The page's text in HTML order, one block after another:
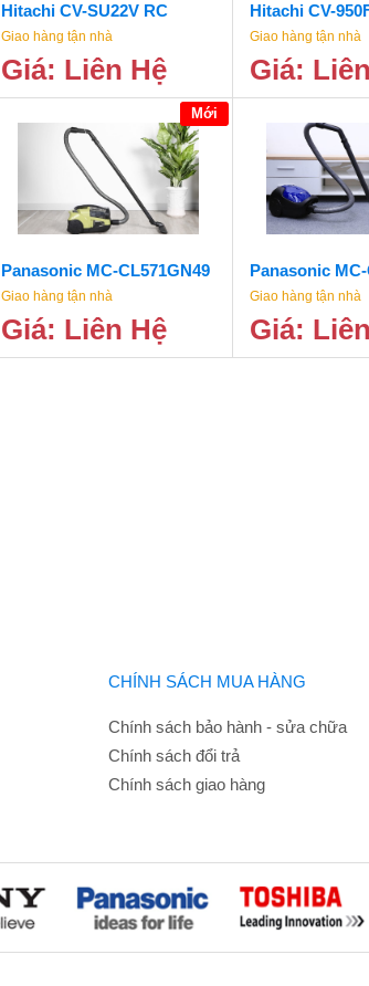
Hitachi CV-SU22V RC
Giao hàng tận nhà
Giá: Liên Hệ
Hitachi CV-
Giao hàng tận nhà
Giá:
Mới
Panasonic MC-CL571GN49
Giao hàng tận nhà
Giá: Liên Hệ
Panasonic
Giao hàng tận nhà
Giá:
CHÍNH SÁCH MUA HÀNG
Chính sách bảo hành - sửa chữa
Chính sách đổi trả
Chính sách giao hàng